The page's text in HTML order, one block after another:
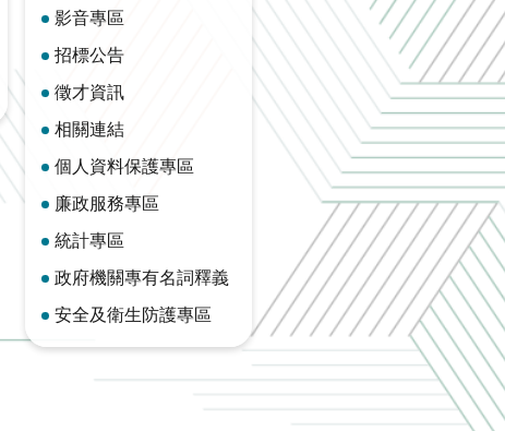
影音專區
招標公告
徵才資訊
相關連結
個人資料保護專區
廉政服務專區
統計專區
政府機關專有名詞釋義
安全及衛生防護專區